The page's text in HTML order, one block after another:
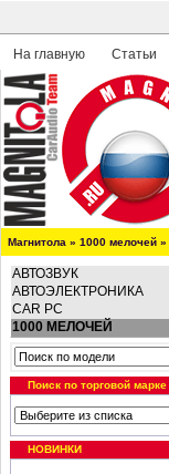
На главную Статьи
Магнитола » 1000 мелочей »
АВТОЗВУК
АВТОЭЛЕКТРОНИКА
CAR PC
1000 МЕЛОЧЕЙ
Поиск по торговой марке
НОВИНКИ